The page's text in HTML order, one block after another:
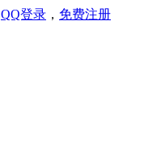
QQ登录 ， 免费注册